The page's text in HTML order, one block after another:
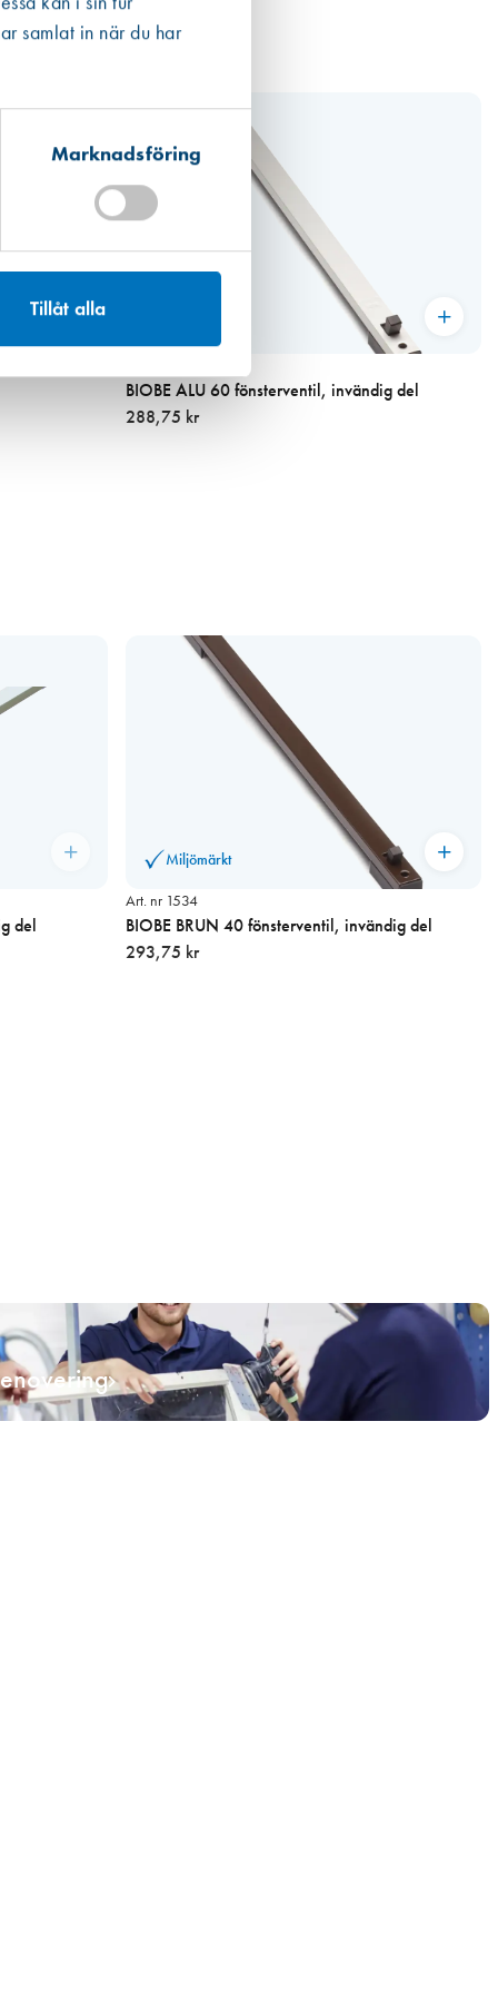
samlat in när du har
Marknadsföring
Tillåt alla
BIOBE ALU 60 fönsterventil, invändig del
288,75 kr
del
Miljömärkt
Art. nr 1534
BIOBE BRUN 40 fönsterventil, invändig del
293,75 kr